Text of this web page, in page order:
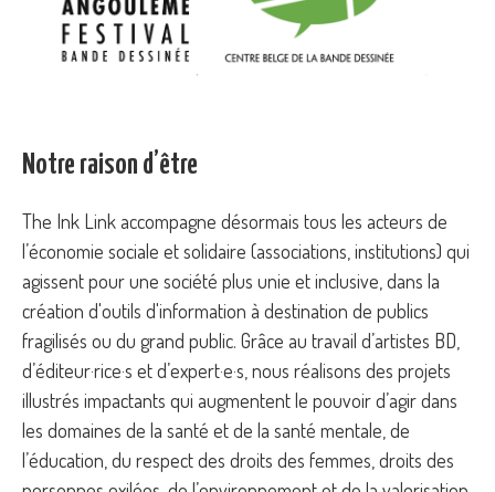
Notre raison d’être
The Ink Link accompagne désormais tous les acteurs de
l’économie sociale et solidaire (associations, institutions) qui
agissent pour une société plus unie et inclusive, dans la
création d'outils d'information à destination de publics
fragilisés ou du grand public. Grâce au travail d’artistes BD,
d’éditeur·rice·s et d’expert·e·s, nous réalisons des projets
illustrés impactants qui augmentent le pouvoir d’agir dans
les domaines de la santé et de la santé mentale, de
l’éducation, du respect des droits des femmes, droits des